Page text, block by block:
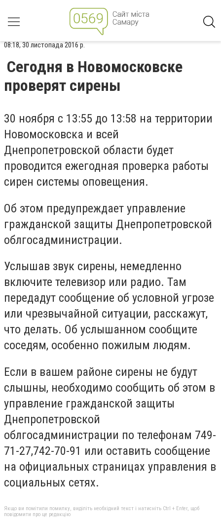
08:18, 30 листопада 2016 р.
Сегодня в Новомосковске
проверят сирены
30 ноября с 13:55 до 13:58 на территории
Новомосковска и всей
Днепропетровской области будет
проводится ежегодная проверка работы
сирен системы оповещения.
Об этом предупреждает управление
гражданской защиты Днепропетровской
облгосадминистрации.
Услышав звук сирены, немедленно
включите телевизор или радио. Там
передадут сообщение об условной угрозе
или чрезвычайной ситуации, расскажут,
что делать. Об услышанном сообщите
соседям, особенно пожилым людям.
Если в вашем районе сирены не будут
слышны, необходимо сообщить об этом в
управление гражданской защиты
Днепропетровской
облгосадминистрации по телефонам 749-
71-27,742-70-91 или оставить сообщение
на официальных страницах управления в
социальных сетях.
Якщо ви помітили помилку, виділіть необхідний текст і натисніть Ctrl + Enter, щоб
повідомити про це редакцію